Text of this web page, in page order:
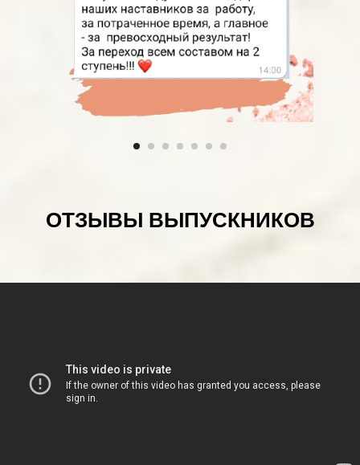
ОТЗЫВЫ ВЫПУСКНИКОВ